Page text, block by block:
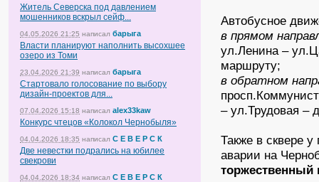
Житель Северска под давлением
мошенников вскрыл сейф...
04.05.2026 21:25 написал барыга
Власти планируют наполнить высохшее
озеро из Томи
23.04.2026 21:39 написал барыга
Стартовало голосование по выбору
дизайн-проектов для...
07.04.2026 15:18 написал alex33kaw
Конкурс чтецов «Колокол Чернобыля»
04.04.2026 18:35 написал С Е В Е Р С К
Две невестки подрались на юбилее
свекрови
04.04.2026 18:34 написал С Е В Е Р С К
Автобусное
в прямом
ул.Ленина –
маршруту;
в обратном
– ул.Трудовая –
Также в сквере
аварии на
торжественный